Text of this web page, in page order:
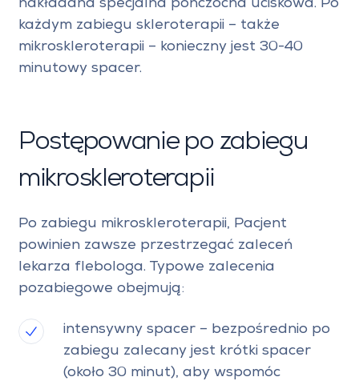
nakładana specjalna pończocha uciskowa. Po
każdym zabiegu skleroterapii – także
mikroskleroterapii – konieczny jest 30-40
minutowy spacer.
Postępowanie po zabiegu
mikroskleroterapii
Po zabiegu mikroskleroterapii, Pacjent
powinien zawsze przestrzegać zaleceń
lekarza flebologa. Typowe zalecenia
pozabiegowe obejmują:
intensywny spacer – bezpośrednio po
zabiegu zalecany jest krótki spacer
(około 30 minut), aby wspomóc